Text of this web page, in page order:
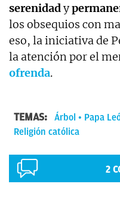
serenidady
los obsequios con
eso, la iniciativa de
la atención por el
ofrenda.
TEMAS: Árbol Papa
Religión católica
2